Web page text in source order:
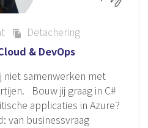
file_copy
Detachering
& DevOps
samenwerken met
Bouw jij graag in C#
applicaties in Azure?
van businessvraag